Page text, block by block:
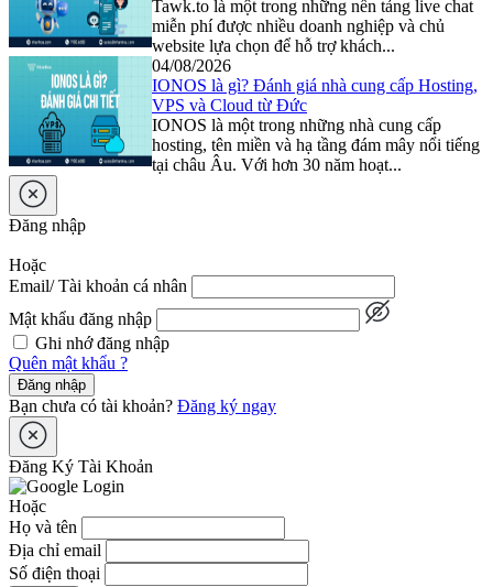
Tawk.to là một trong những nền tảng live chat
miễn phí được nhiều doanh nghiệp và chủ
website lựa chọn để hỗ trợ khách...
04/08/2026
IONOS là gì? Đánh giá nhà cung cấp Hosting,
VPS và Cloud từ Đức
IONOS là một trong những nhà cung cấp
hosting, tên miền và hạ tầng đám mây nổi tiếng
tại châu Âu. Với hơn 30 năm hoạt...
Đăng nhập
Hoặc
Email/ Tài khoản cá nhân
Mật khẩu đăng nhập
Ghi nhớ đăng nhập
Quên mật khẩu ?
Đăng nhập
Bạn chưa có tài khoản? Đăng ký ngay
Đăng Ký Tài Khoản
Hoặc
Họ và tên
Địa chỉ email
Số điện thoại